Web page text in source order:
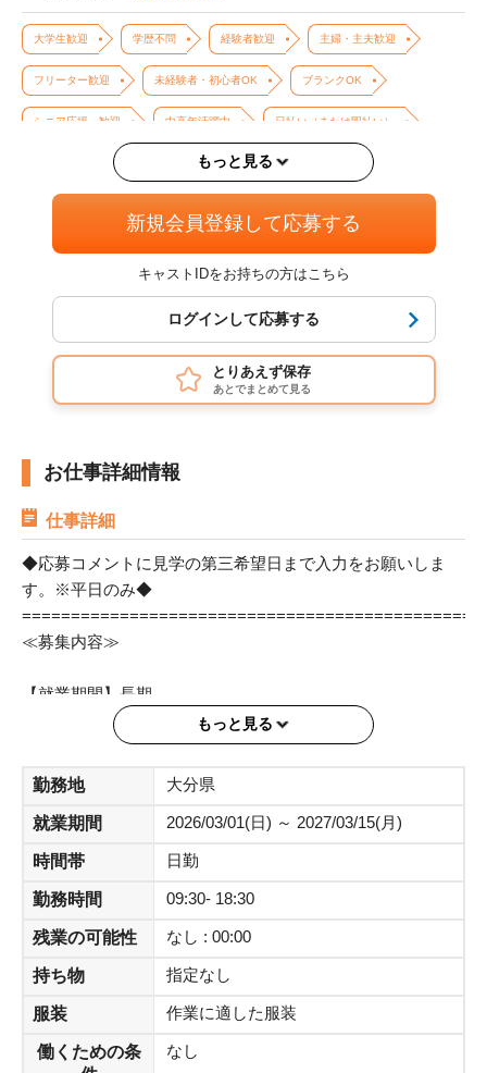
大学生歓迎 学歴不問 経験者歓迎 主婦・主夫歓迎
フリーター歓迎 未経験者・初心者OK ブランクOK
シニア応援・歓迎 中高年活躍中 日払い（または即払い）
高収入・高時給 週4日以上OK 即日勤務OK
長期歓迎
もっと見る
新規会員登録して応募する
キャストIDをお持ちの方はこちら
ログインして応募する
とりあえず保存
あとでまとめて見る
お仕事詳細情報
仕事詳細
◆応募コメントに見学の第三希望日まで入力をお願いしま
す。※平日のみ◆
≪募集内容≫
【就業期間】長期
【住所】大分市府内町
【通勤】大分駅から徒歩4分／公共交通機関（自分でパーキ
ングはOK）
【作業内容】婦人アパレル店での衣類の接客販売
【就業時間】09:30～18:30
【シフト】週5／シフト制
【時給】1400円 ※即払利用可
もっと見る
勤務地 大分県
就業期間 2026/03/01(日) ～ 2027/03/15(月)
時間帯 日勤
勤務時間 09:30- 18:30
残業の可能性 なし : 00:00
持ち物 指定なし
服装 作業に適した服装
働くための条
なし